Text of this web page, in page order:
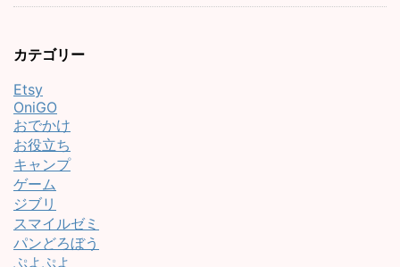
カテゴリー
Etsy
OniGO
おでかけ
お役立ち
キャンプ
ゲーム
ジブリ
スマイルゼミ
パンどろぼう
ぷよぷよ